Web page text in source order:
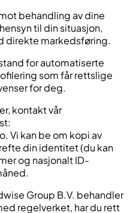
behandling av dine
til din situasjon,
direkte markedsføring.
for automatiserte
som får rettslige
for deg.
kontakt vår
. Vi kan be om kopi av
din identitet (du kan
og nasjonalt ID-
Group B.V. behandler
regelverket, har du rett